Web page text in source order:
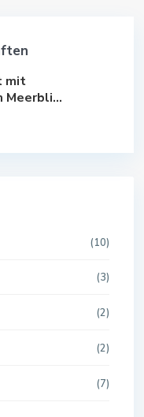
mit
Meerbli...
(10)
(3)
(2)
(2)
(7)